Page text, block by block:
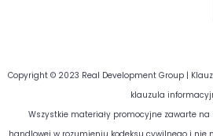
Copyright © 2023 Real Development Group |
klauzula
Wszystkie materiały promocyjne zawarte